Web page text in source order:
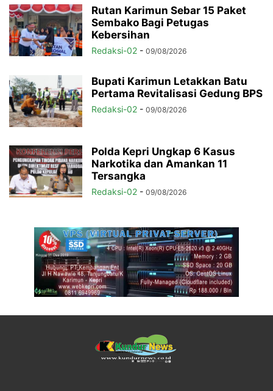
Rutan Karimun Sebar 15 Paket
Sembako Bagi Petugas
Kebersihan
Redaksi-02 - 09/08/2026
Bupati Karimun Letakkan Batu
Pertama Revitalisasi Gedung BPS
Redaksi-02 - 09/08/2026
Polda Kepri Ungkap 6 Kasus
Narkotika dan Amankan 11
Tersangka
Redaksi-02 - 09/08/2026